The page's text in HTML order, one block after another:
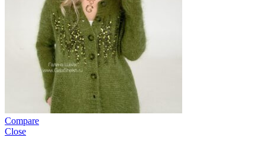
Compare
Close